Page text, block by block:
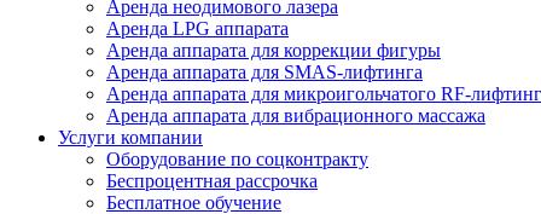
Аренда неодимового лазера
Аренда LPG аппарата
Аренда аппарата для коррекции фигуры
Аренда аппарата для SMAS-лифтинга
Аренда аппарата для микроигольчатого RF-
Аренда аппарата для вибрационного массажа
Услуги компании
Оборудование по соцконтракту
Беспроцентная рассрочка
Бесплатное обучение